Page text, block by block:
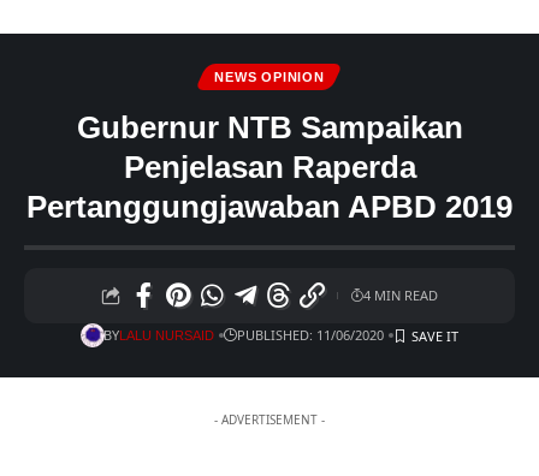
NEWS OPINION
Gubernur NTB Sampaikan
Penjelasan Raperda
Pertanggungjawaban APBD 2019
BYLALU NURSAID PUBLISHED: 11/06/2020
4 MIN READ
- ADVERTISEMENT -